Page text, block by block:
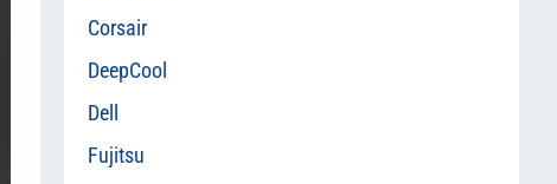
Corsair
DeepCool
Dell
Fujitsu